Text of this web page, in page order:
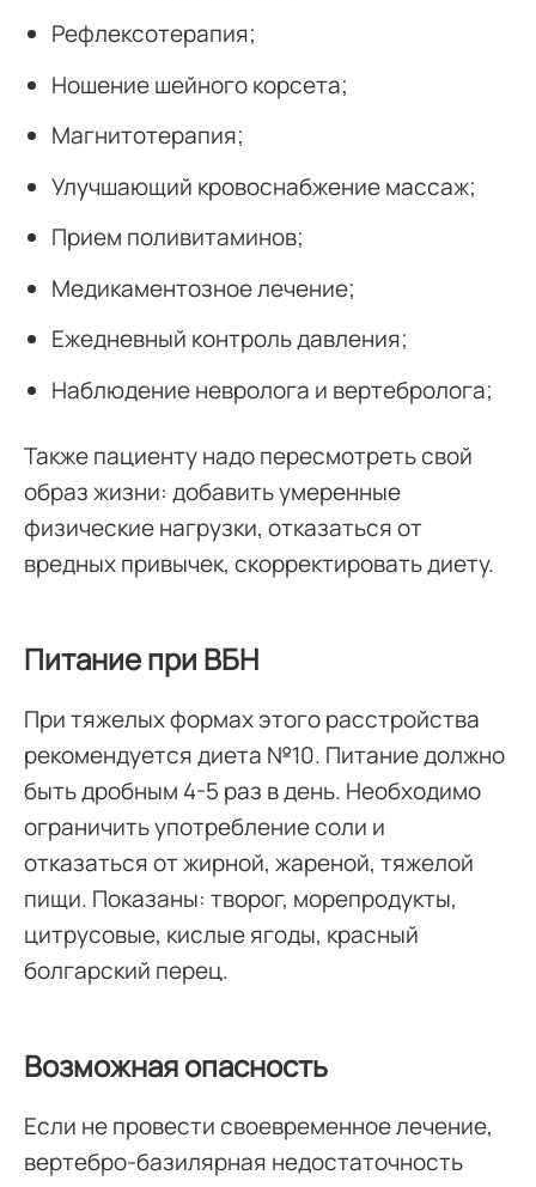
Рефлексотерапия;
Ношение шейного корсета;
Магнитотерапия;
Улучшающий кровоснабжение массаж;
Прием поливитаминов;
Медикаментозное лечение;
Ежедневный контроль давления;
Наблюдение невролога и вертебролога;
Также пациенту надо пересмотреть свой
образ жизни: добавить умеренные
физические нагрузки, отказаться от
вредных привычек, скорректировать диету.
Питание при ВБН
При тяжелых формах этого расстройства
рекомендуется диета №10. Питание должно
быть дробным 4-5 раз в день. Необходимо
ограничить употребление соли и
отказаться от жирной, жареной, тяжелой
пищи. Показаны: творог, морепродукты,
цитрусовые, кислые ягоды, красный
болгарский перец.
Возможная опасность
Если не провести своевременное лечение,
вертебро-базилярная недостаточность